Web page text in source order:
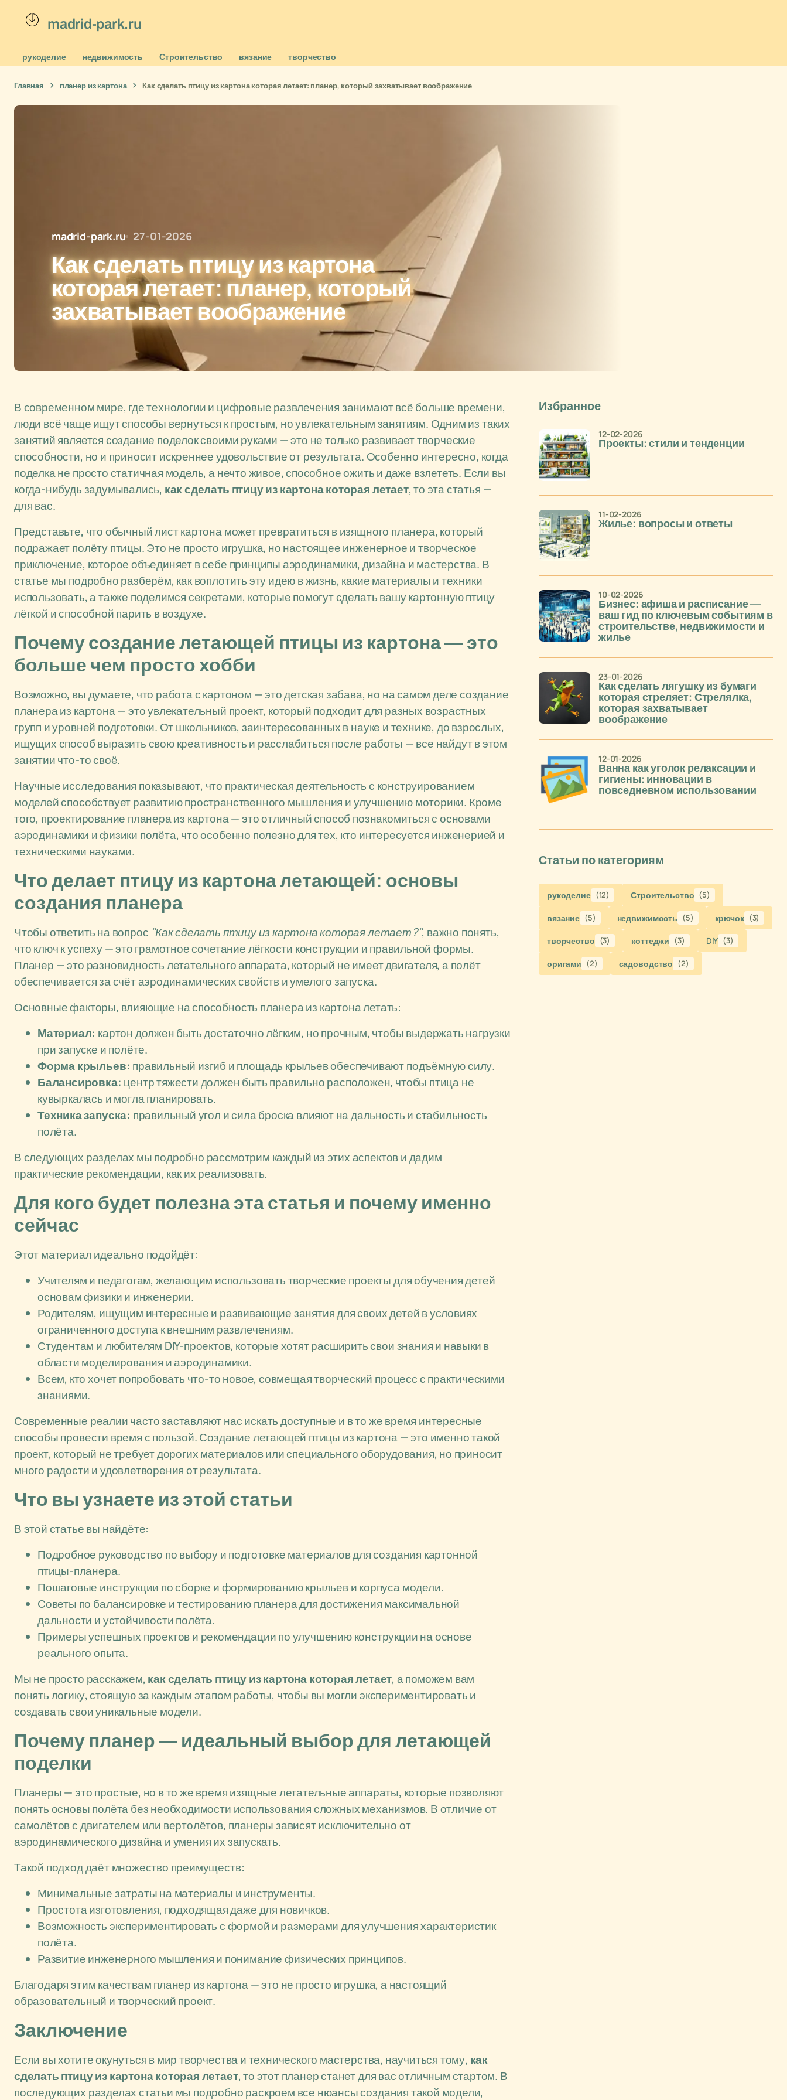
madrid-park.ru
рукоделие недвижимость Строительство вязание творчество
Главная планер из картона Как сделать птицу из картона которая летает: планер, который захватывает воображение
madrid-park.ru 27-01-2026
Как сделать птицу из картона
которая летает: планер, который
захватывает воображение
В современном мире, где технологии и цифровые развлечения занимают всё больше времени,
люди всё чаще ищут способы вернуться к простым, но увлекательным занятиям. Одним из таких
занятий является создание поделок своими руками — это не только развивает творческие
способности, но и приносит искреннее удовольствие от результата. Особенно интересно, когда
поделка не просто статичная модель, а нечто живое, способное ожить и даже взлететь. Если вы
когда-нибудь задумывались, как сделать птицу из картона которая летает, то эта статья —
для вас.
Представьте, что обычный лист картона может превратиться в изящного планера, который
подражает полёту птицы. Это не просто игрушка, но настоящее инженерное и творческое
приключение, которое объединяет в себе принципы аэродинамики, дизайна и мастерства. В
статье мы подробно разберём, как воплотить эту идею в жизнь, какие материалы и техники
использовать, а также поделимся секретами, которые помогут сделать вашу картонную птицу
лёгкой и способной парить в воздухе.
Почему создание летающей птицы из картона — это
больше чем просто хобби
Возможно, вы думаете, что работа с картоном — это детская забава, но на самом деле создание
планера из картона — это увлекательный проект, который подходит для разных возрастных
групп и уровней подготовки. От школьников, заинтересованных в науке и технике, до взрослых,
ищущих способ выразить свою креативность и расслабиться после работы — все найдут в этом
занятии что-то своё.
Научные исследования показывают, что практическая деятельность с конструированием
моделей способствует развитию пространственного мышления и улучшению моторики. Кроме
того, проектирование планера из картона — это отличный способ познакомиться с основами
аэродинамики и физики полёта, что особенно полезно для тех, кто интересуется инженерией и
техническими науками.
Что делает птицу из картона летающей: основы
создания планера
Чтобы ответить на вопрос "Как сделать птицу из картона которая летает?", важно понять,
что ключ к успеху — это грамотное сочетание лёгкости конструкции и правильной формы.
Планер — это разновидность летательного аппарата, который не имеет двигателя, а полёт
обеспечивается за счёт аэродинамических свойств и умелого запуска.
Основные факторы, влияющие на способность планера из картона летать:
Материал: картон должен быть достаточно лёгким, но прочным, чтобы выдержать нагрузки
при запуске и полёте.
Форма крыльев: правильный изгиб и площадь крыльев обеспечивают подъёмную силу.
Балансировка: центр тяжести должен быть правильно расположен, чтобы птица не
кувыркалась и могла планировать.
Техника запуска: правильный угол и сила броска влияют на дальность и стабильность
полёта.
В следующих разделах мы подробно рассмотрим каждый из этих аспектов и дадим
практические рекомендации, как их реализовать.
Для кого будет полезна эта статья и почему именно
сейчас
Этот материал идеально подойдёт:
Учителям и педагогам, желающим использовать творческие проекты для обучения детей
основам физики и инженерии.
Родителям, ищущим интересные и развивающие занятия для своих детей в условиях
ограниченного доступа к внешним развлечениям.
Студентам и любителям DIY-проектов, которые хотят расширить свои знания и навыки в
области моделирования и аэродинамики.
Всем, кто хочет попробовать что-то новое, совмещая творческий процесс с практическими
знаниями.
Современные реалии часто заставляют нас искать доступные и в то же время интересные
способы провести время с пользой. Создание летающей птицы из картона — это именно такой
проект, который не требует дорогих материалов или специального оборудования, но приносит
много радости и удовлетворения от результата.
Что вы узнаете из этой статьи
В этой статье вы найдёте:
Подробное руководство по выбору и подготовке материалов для создания картонной
птицы-планера.
Пошаговые инструкции по сборке и формированию крыльев и корпуса модели.
Советы по балансировке и тестированию планера для достижения максимальной
дальности и устойчивости полёта.
Примеры успешных проектов и рекомендации по улучшению конструкции на основе
реального опыта.
Мы не просто расскажем, как сделать птицу из картона которая летает, а поможем вам
понять логику, стоящую за каждым этапом работы, чтобы вы могли экспериментировать и
создавать свои уникальные модели.
Почему планер — идеальный выбор для летающей
поделки
Планеры — это простые, но в то же время изящные летательные аппараты, которые позволяют
понять основы полёта без необходимости использования сложных механизмов. В отличие от
самолётов с двигателем или вертолётов, планеры зависят исключительно от
аэродинамического дизайна и умения их запускать.
Такой подход даёт множество преимуществ:
Минимальные затраты на материалы и инструменты.
Простота изготовления, подходящая даже для новичков.
Возможность экспериментировать с формой и размерами для улучшения характеристик
полёта.
Развитие инженерного мышления и понимание физических принципов.
Благодаря этим качествам планер из картона — это не просто игрушка, а настоящий
образовательный и творческий проект.
Заключение
Если вы хотите окунуться в мир творчества и технического мастерства, научиться тому, как
сделать птицу из картона которая летает, то этот планер станет для вас отличным стартом. В
последующих разделах статьи мы подробно раскроем все нюансы создания такой модели,
Избранное
Проекты: стили и тенденции
12-02-2026
Жилье: вопросы и ответы
11-02-2026
Бизнес: афиша и расписание —
ваш гид по ключевым событиям в
строительстве, недвижимости и
жилье
10-02-2026
Как сделать лягушку из бумаги
которая стреляет: Стрелялка,
которая захватывает
воображение
23-01-2026
Ванна как уголок релаксации и
гигиены: инновации в
повседневном использовании
12-01-2026
Статьи по категориям
рукоделие (12) Строительство (5)
вязание (5) недвижимость (5) крючок (3)
творчество (3) коттеджи (3) DIY (3)
оригами (2) садоводство (2)